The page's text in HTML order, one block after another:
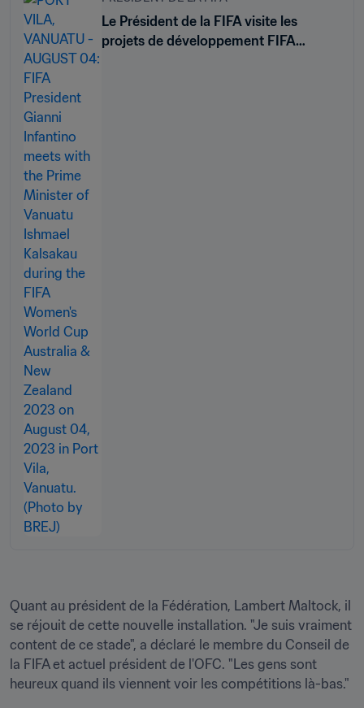
Le Président de la FIFA visite les
projets de développement FIFA
Quant au président de la Fédération, Lambert Maltock, il
se réjouit de cette nouvelle installation. "Je suis vraiment
content de ce stade", a déclaré le membre du Conseil de
la FIFA et actuel président de l'OFC. "Les gens sont
heureux quand ils viennent voir les compétitions là-bas."